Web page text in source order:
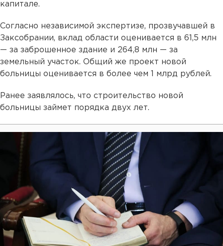
капитале.
Согласно независимой экспертизе, прозвучавшей в
Заксобрании, вклад области оценивается в 61,5 млн
— за заброшенное здание и 264,8 млн — за
земельный участок. Общий же проект новой
больницы оценивается в более чем 1 млрд рублей.
Ранее заявлялось, что строительство новой
больницы займет порядка двух лет.